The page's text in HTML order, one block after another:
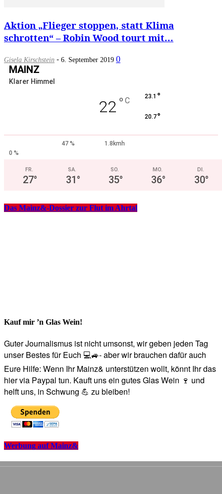
Aktion „Flieger stoppen, statt Klima
schrotten“ – Robin Wood tourt mit...
Gisela Kirschstein - 6. September 2019 0
MAINZ
Klarer Himmel
22 ° C 23.1 °
20.7°
47 %
1.8kmh
0 %
FR.
27°
SA.
31°
SO.
35°
MO.
36°
DI.
30°
Das Mainz&-Dossier zur Flut im Ahrtal
Kauf mir ’n Glas Wein!
Guter Journalismus ist nicht umsonst, wir geben jeden Tag
unser Bestes für Euch 💻🚙- aber wir brauchen dafür auch
Eure Hilfe: Wenn Ihr Mainz& unterstützen wollt, könnt Ihr das
hier via Paypal tun. Kauft uns ein gutes Glas Wein 🍷 und
helft uns, in Schwung 💪 zu bleiben!
Werbung auf Mainz&